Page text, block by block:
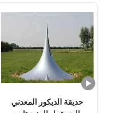
حديقة الديكور المعدني